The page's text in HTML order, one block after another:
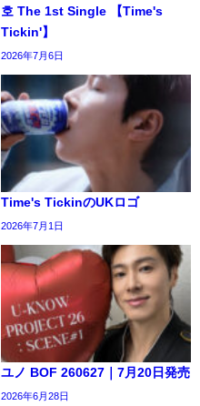
호 The 1st Single 【Time's
Tickin'】
2026年7月6日
Time's TickinのUKロゴ
2026年7月1日
ユノ BOF 260627｜7月20日発売
2026年6月28日